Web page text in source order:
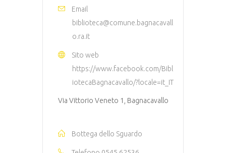
Email
biblioteca@comune.bagnacavall
o.ra.it
Sito web
https://www.facebook.com/Bibl
iotecaBagnacavallo/?locale=it_IT
Via Vittorio Veneto 1, Bagnacavallo
Bottega dello Sguardo